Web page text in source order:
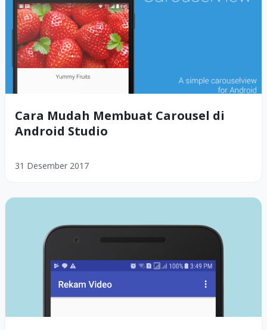
Cara Mudah Membuat Carousel di
Android Studio
31 Desember 2017